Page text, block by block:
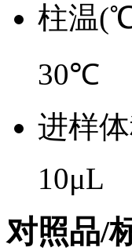
柱温
30℃
进样
10μL
对照品/